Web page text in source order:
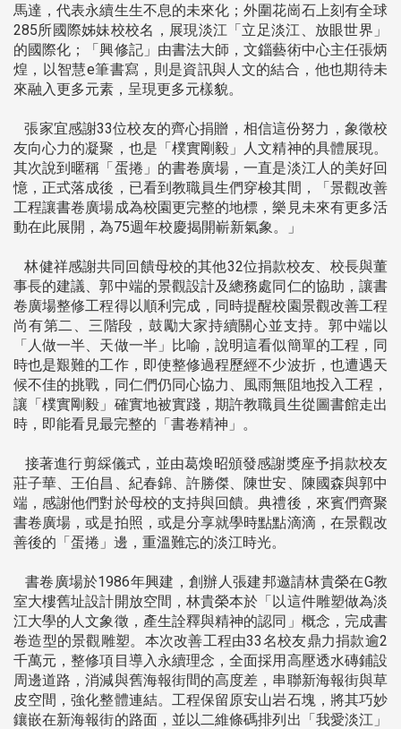
馬達，代表永續生生不息的未來化；外圍花崗石上刻有全球
285所國際姊妹校校名，展現淡江「立足淡江、放眼世界」
的國際化；「興修記」由書法大師，文錙藝術中心主任張炳
煌，以智慧e筆書寫，則是資訊與人文的結合，他也期待未
來融入更多元素，呈現更多元樣貌。
張家宜感謝33位校友的齊心捐贈，相信這份努力，象徵校
友向心力的凝聚，也是「樸實剛毅」人文精神的具體展現。
其次說到暱稱「蛋捲」的書卷廣場，一直是淡江人的美好回
憶，正式落成後，已看到教職員生們穿梭其間，「景觀改善
工程讓書卷廣場成為校園更完整的地標，樂見未來有更多活
動在此展開，為75週年校慶揭開嶄新氣象。」
林健祥感謝共同回饋母校的其他32位捐款校友、校長與董
事長的建議、郭中端的景觀設計及總務處同仁的協助，讓書
卷廣場整修工程得以順利完成，同時提醒校園景觀改善工程
尚有第二、三階段，鼓勵大家持續關心並支持。郭中端以
「人做一半、天做一半」比喻，說明這看似簡單的工程，同
時也是艱難的工作，即使整修過程歷經不少波折，也遭遇天
候不佳的挑戰，同仁們仍同心協力、風雨無阻地投入工程，
讓「樸實剛毅」確實地被實踐，期許教職員生從圖書館走出
時，即能看見最完整的「書卷精神」。
接著進行剪綵儀式，並由葛煥昭頒發感謝獎座予捐款校友
莊子華、王伯昌、紀春錦、許勝傑、陳世安、陳國森與郭中
端，感謝他們對於母校的支持與回饋。典禮後，來賓們齊聚
書卷廣場，或是拍照，或是分享就學時點點滴滴，在景觀改
善後的「蛋捲」邊，重溫難忘的淡江時光。
書卷廣場於1986年興建，創辦人張建邦邀請林貴榮在G教
室大樓舊址設計開放空間，林貴榮本於「以這件雕塑做為淡
江大學的人文象徵，產生詮釋與精神的認同」概念，完成書
卷造型的景觀雕塑。本次改善工程由33名校友鼎力捐款逾2
千萬元，整修項目導入永續理念，全面採用高壓透水磚鋪設
周邊道路，消減與舊海報街間的高度差，串聯新海報街與草
皮空間，強化整體連結。工程保留原安山岩石塊，將其巧妙
鑲嵌在新海報街的路面，並以二維條碼排列出「我愛淡江」